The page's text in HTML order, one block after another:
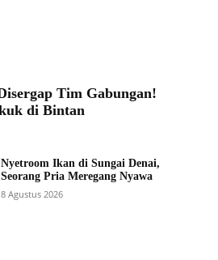
Tim Gabungan!
di Bintan
Nyetroom Ikan di Sungai Denai,
Seorang Pria Meregang Nyawa
8 Agustus 2026